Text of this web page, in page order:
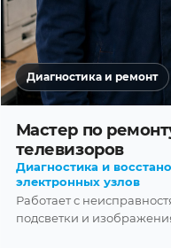
Диагностика и ремонт
Мастер по
телевизоров
Диагностика и
электронных узлов
Работает с
подсветки и